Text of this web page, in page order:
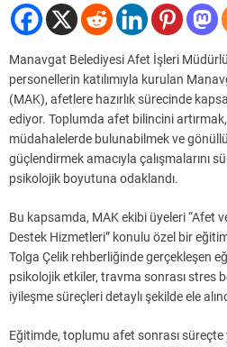
Manavgat Belediyesi Afet İşleri
personellerin katılımıyla kurulan
(MAK), afetlere hazırlık sürecinde
ediyor. Toplumda afet bilincini
müdahalelerde bulunabilmek ve
güçlendirmek amacıyla çalışmalarını
psikolojik boyutuna odaklandı.
Bu kapsamda, MAK ekibi üyeleri “Afet
Destek Hizmetleri” konulu özel bir
Tolga Çelik rehberliğinde gerçekleşen
psikolojik etkiler, travma sonrası stres
iyileşme süreçleri detaylı şekilde ele
Eğitimde, toplumu afet sonrası